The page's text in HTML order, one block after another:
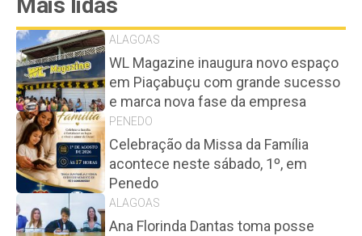
ALAGOAS
WL Magazine inaugura novo espaço
em Piaçabuçu com grande sucesso
e marca nova fase da empresa
PENEDO
Celebração da Missa da Família
acontece neste sábado, 1º, em
Penedo
ALAGOAS
Ana Florinda Dantas toma posse